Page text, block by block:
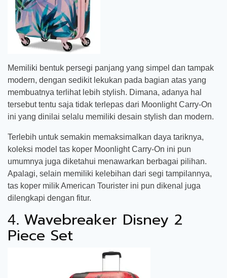
Memiliki bentuk persegi panjang yang simpel dan tampak
modern, dengan sedikit lekukan pada bagian atas yang
membuatnya terlihat lebih stylish. Dimana, adanya hal
tersebut tentu saja tidak terlepas dari Moonlight Carry-On
ini yang dinilai selalu memiliki desain stylish dan modern.
Terlebih untuk semakin memaksimalkan daya tariknya,
koleksi model tas koper Moonlight Carry-On ini pun
umumnya juga diketahui menawarkan berbagai pilihan.
Apalagi, selain memiliki kelebihan dari segi tampilannya,
tas koper milik American Tourister ini pun dikenal juga
dilengkapi dengan fitur.
4. Wavebreaker Disney 2
Piece Set